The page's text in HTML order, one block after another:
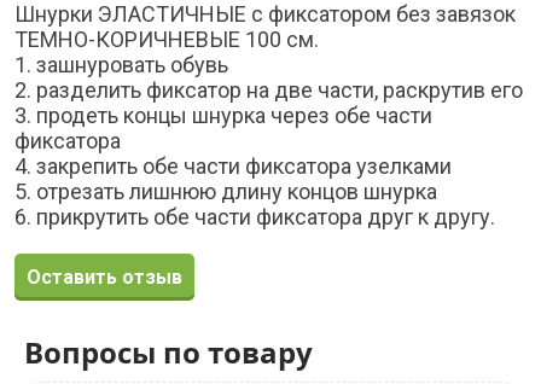
Шнурки ЭЛАСТИЧНЫЕ с фиксатором без завязок
ТЕМНО-КОРИЧНЕВЫЕ 100 см.
1. зашнуровать обувь
2. разделить фиксатор на две части, раскрутив его
3. продеть концы шнурка через обе части
фиксатора
4. закрепить обе части фиксатора узелками
5. отрезать лишнюю длину концов шнурка
6. прикрутить обе части фиксатора друг к другу.
Оставить отзыв
Вопросы по товару